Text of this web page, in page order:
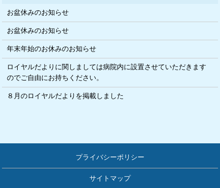
お盆休みのお知らせ
お盆休みのお知らせ
年末年始のお休みのお知らせ
ロイヤルだよりに関しましては病院内に設置させていただきます
のでご自由にお持ちください。
８月のロイヤルだよりを掲載しました
プライバシーポリシー
サイトマップ